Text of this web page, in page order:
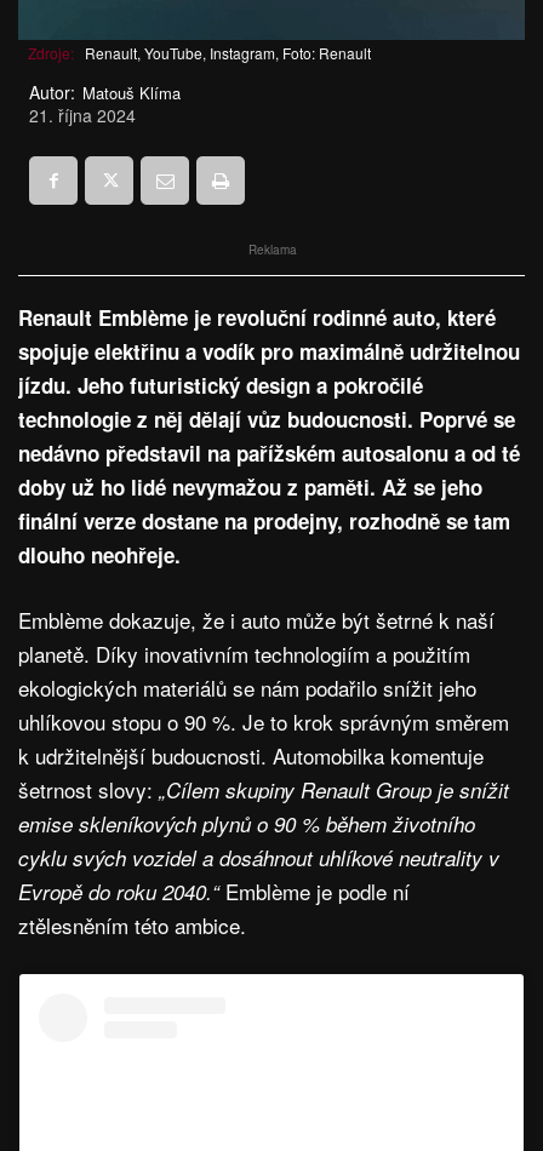
Zdroje: Renault, YouTube, Instagram, Foto: Renault
Autor: Matouš Klíma
21. října 2024
Reklama
Renault Emblème je revoluční rodinné auto, které
spojuje elektřinu a vodík pro maximálně udržitelnou
jízdu. Jeho futuristický design a pokročilé
technologie z něj dělají vůz budoucnosti. Poprvé se
nedávno představil na pařížském autosalonu a od té
doby už ho lidé nevymažou z paměti. Až se jeho
finální verze dostane na prodejny, rozhodně se tam
dlouho neohřeje.
Emblème dokazuje, že i auto může být šetrné k naší
planetě. Díky inovativním technologiím a použitím
ekologických materiálů se nám podařilo snížit jeho
uhlíkovou stopu o 90 %. Je to krok správným směrem
k udržitelnější budoucnosti. Automobilka komentuje
šetrnost slovy: „Cílem skupiny Renault Group je snížit
emise skleníkových plynů o 90 % během životního
cyklu svých vozidel a dosáhnout uhlíkové neutrality v
Evropě do roku 2040.“ Emblème je podle ní
ztělesněním této ambice.